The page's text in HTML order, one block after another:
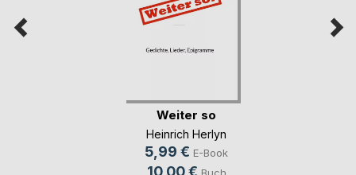
Weiter so
Heinrich Herlyn
5,99 € E-Book